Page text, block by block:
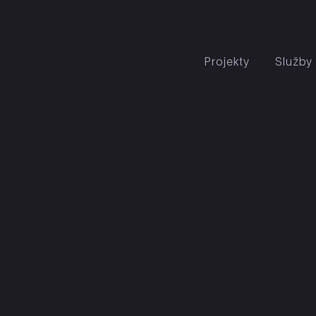
Projekty Služby